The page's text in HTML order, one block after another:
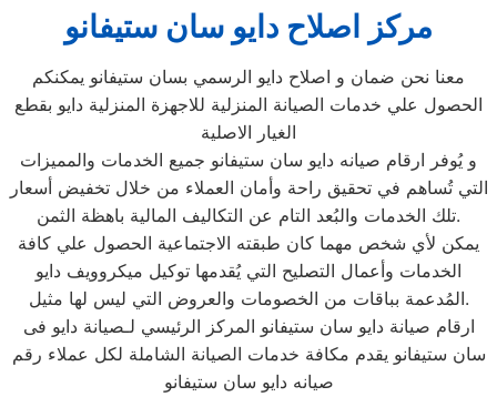
مركز اصلاح دايو سان ستيفانو
معنا نحن ضمان و اصلاح دايو الرسمي بسان ستيفانو يمكنكم
الحصول علي خدمات الصيانة المنزلية للاجهزة المنزلية دايو بقطع
الغيار الاصلية
و يُوفر ارقام صيانه دايو سان ستيفانو جميع الخدمات والمميزات
التي تُساهم في تحقيق راحة وأمان العملاء من خلال تخفيض أسعار
تلك الخدمات والبُعد التام عن التكاليف المالية باهظة الثمن.
يمكن لأي شخص مهما كان طبقته الاجتماعية الحصول علي كافة
الخدمات وأعمال التصليح التي يُقدمها توكيل ميكروويف دايو
المُدعمة بباقات من الخصومات والعروض التي ليس لها مثيل.
ارقام صيانة دايو سان ستيفانو المركز الرئيسي لـصيانة دايو فى
سان ستيفانو يقدم مكافة خدمات الصيانة الشاملة لكل عملاء رقم
صيانه دايو سان ستيفانو